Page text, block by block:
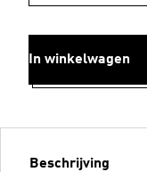
In winkelwagen
Beschrijving